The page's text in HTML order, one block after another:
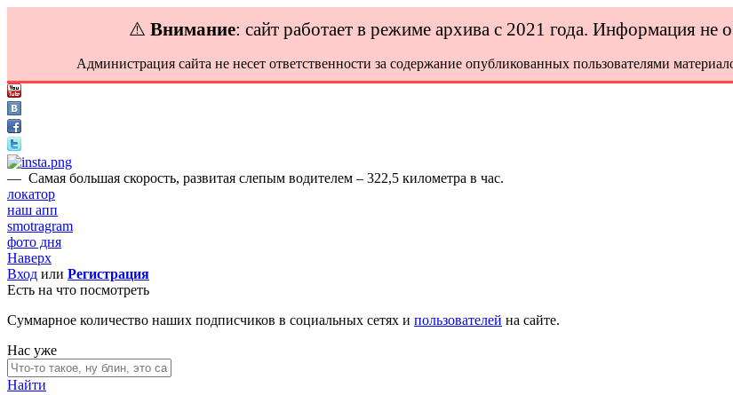
⚠️ Внимание: сайт работает в режиме архива с 2021 года. Информация не
Администрация сайта не несет ответственности за содержание опубликованных пользователями
— Самая большая скорость, развитая слепым водителем – 322,5 километра в час.
локатор
наш апп
smotragram
фото дня
Наверх
Вход или Регистрация
Есть на что посмотреть
Суммарное количество наших подписчиков в социальных сетях и пользователей на сайте.
Нас уже
Найти